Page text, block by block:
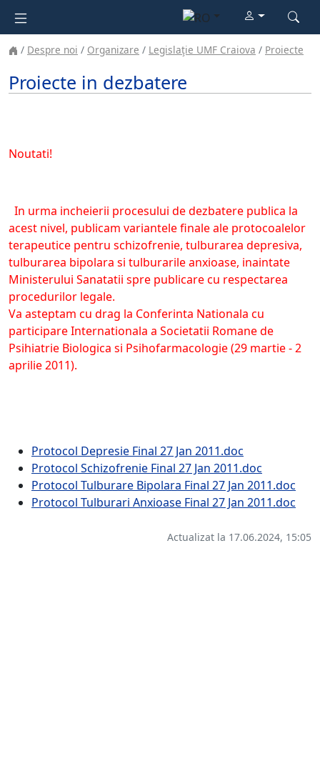
Despre noi Organizare Legislaţie UMF Craiova Proiecte
Proiecte in dezbatere
Noutati!
In urma incheierii procesului de dezbatere publica la
acest nivel, publicam variantele finale ale protocoalelor
terapeutice pentru schizofrenie, tulburarea depresiva,
tulburarea bipolara si tulburarile anxioase, inaintate
Ministerului Sanatatii spre publicare cu respectarea
procedurilor legale.
Va asteptam cu drag la Conferinta Nationala cu
participare Internationala a Societatii Romane de
Psihiatrie Biologica si Psihofarmacologie (29 martie - 2
aprilie 2011).
Protocol Depresie Final 27 Jan 2011.doc
Protocol Schizofrenie Final 27 Jan 2011.doc
Protocol Tulburare Bipolara Final 27 Jan 2011.doc
Protocol Tulburari Anxioase Final 27 Jan 2011.doc
Actualizat la 17.06.2024, 15:05